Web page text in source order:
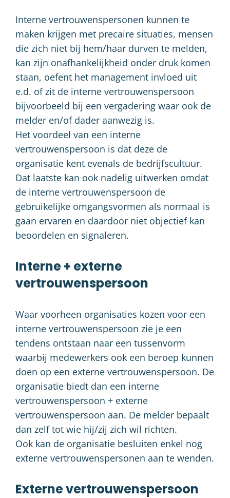
Interne vertrouwenspersonen kunnen te
maken krijgen met precaire situaties, mensen
die zich niet bij hem/haar durven te melden,
kan zijn onafhankelijkheid onder druk komen
staan, oefent het management invloed uit
e.d. of zit de interne vertrouwenspersoon
bijvoorbeeld bij een vergadering waar ook de
melder en/of dader aanwezig is.
Het voordeel van een interne
vertrouwenspersoon is dat deze de
organisatie kent evenals de bedrijfscultuur.
Dat laatste kan ook nadelig uitwerken omdat
de interne vertrouwenspersoon de
gebruikelijke omgangsvormen als normaal is
gaan ervaren en daardoor niet objectief kan
beoordelen en signaleren.
Interne + externe
vertrouwenspersoon
Waar voorheen organisaties kozen voor een
interne vertrouwenspersoon zie je een
tendens ontstaan naar een tussenvorm
waarbij medewerkers ook een beroep kunnen
doen op een externe vertrouwenspersoon. De
organisatie biedt dan een interne
vertrouwenspersoon + externe
vertrouwenspersoon aan. De melder bepaalt
dan zelf tot wie hij/zij zich wil richten.
Ook kan de organisatie besluiten enkel nog
externe vertrouwenspersonen aan te wenden.
Externe vertrouwenspersoon